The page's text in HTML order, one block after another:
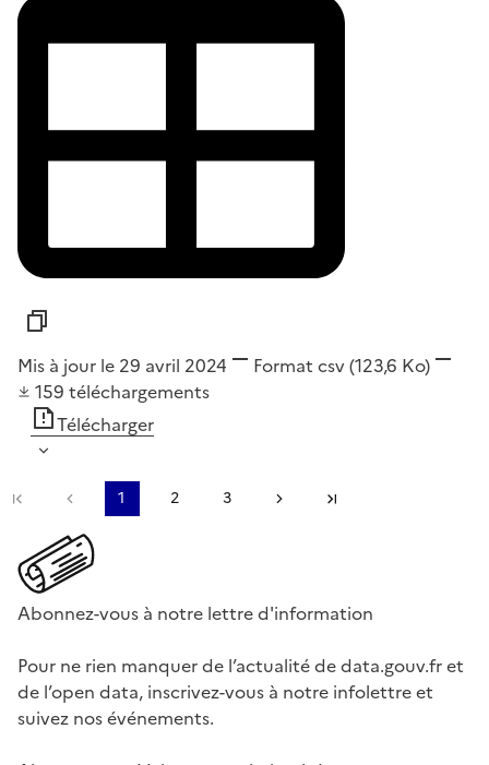
Mis à jour le 29 avril 2024 Format csv(123,6 Ko)
159 téléchargements
Télécharger
Première pagePage précédente
1 2 3 Page suivante
Abonnez-vous à notre lettre d'information
Pour ne rien manquer de l’actualité de data.gouv.fr et
de l’open data, inscrivez-vous à notre infolettre et
suivez nos événements.